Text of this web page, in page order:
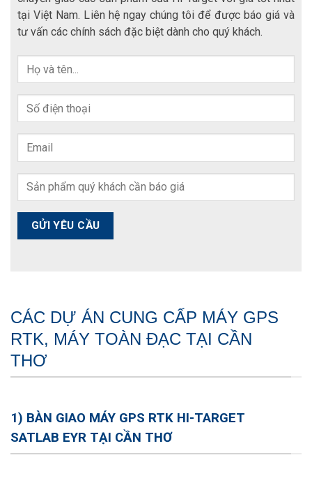
tại Việt Nam. Liên hệ ngay chúng tôi để được báo giá và
tư vấn các chính sách đặc biệt dành cho quý khách.
CÁC DỰ ÁN CUNG CẤP MÁY GPS
RTK, MÁY TOÀN ĐẠC TẠI CẦN
THƠ
1) BÀN GIAO MÁY GPS RTK HI-TARGET
SATLAB EYR TẠI CẦN THƠ